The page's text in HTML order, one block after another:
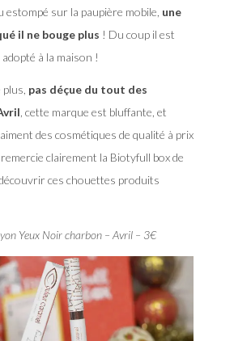
estompé sur la paupière mobile, une
il ne bouge plus ! Du coup il est
à la maison !
plus, pas déçue du tout des
, cette marque est bluffante, et
des cosmétiques de qualité à prix
clairement la Biotyfull box de
ces chouettes produits
Yeux Noir charbon – Avril – 3€